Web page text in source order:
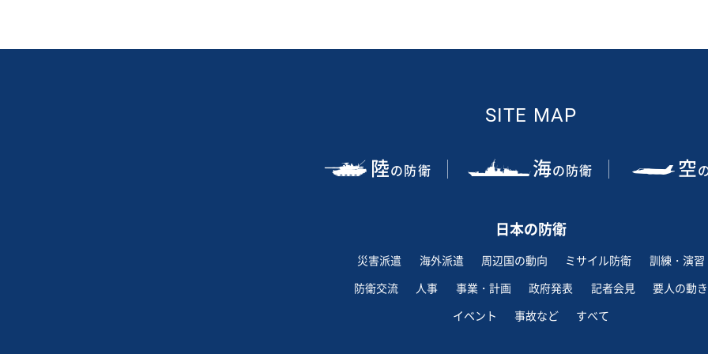
SITE MAP
陸の防衛 海の防衛 空
日本の防衛
災害派遣 海外派遣 周辺国の動向 ミサイル防衛
訓練・演習
防衛交流
人事 事業・計画 政府発表 記者会見
要人の動き
イベント
事故など すべて